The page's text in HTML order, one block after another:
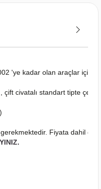
'ye kadar olan araçlar için
civatalı standart tipte çeki
Fiyata dahil